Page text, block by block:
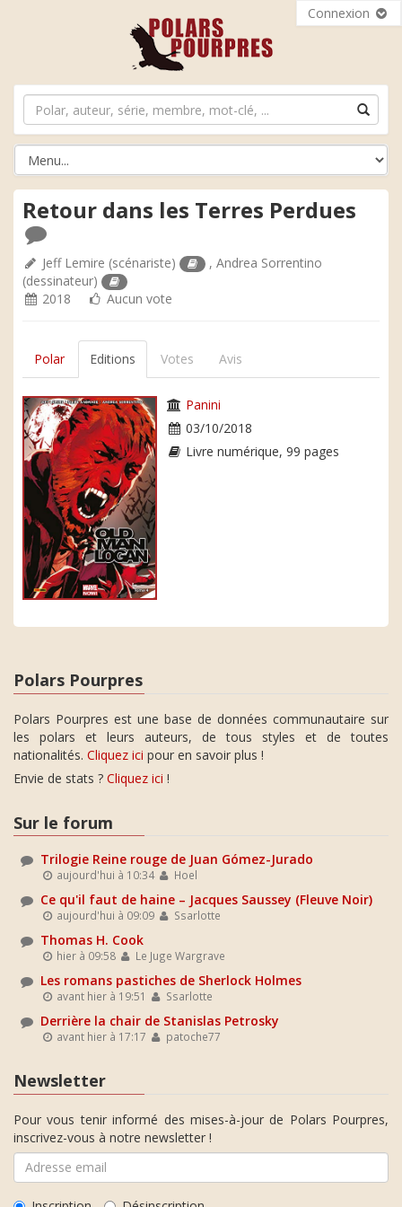
Connexion
Retour dans les Terres Perdues
Jeff Lemire (scénariste) ,Andrea Sorrentino
(dessinateur)
2018
Aucun vote
Polar Editions Votes Avis
Panini
03/10/2018
Livre numérique, 99 pages
Polars Pourpres
Polars Pourpres est une base de données communautaire sur
les polars et leurs auteurs, de tous styles et de toutes
nationalités. Cliquez ici pour en savoir plus !
Envie de stats ? Cliquez ici !
Sur le forum
Trilogie Reine rouge de Juan Gómez-Jurado
aujourd'hui à 10:34 Hoel
Ce qu'il faut de haine – Jacques Saussey (Fleuve Noir)
aujourd'hui à 09:09 Ssarlotte
Thomas H. Cook
hier à 09:58 Le Juge Wargrave
Les romans pastiches de Sherlock Holmes
avant hier à 19:51 Ssarlotte
Derrière la chair de Stanislas Petrosky
avant hier à 17:17 patoche77
Newsletter
Pour vous tenir informé des mises-à-jour de Polars Pourpres,
inscrivez-vous à notre newsletter !